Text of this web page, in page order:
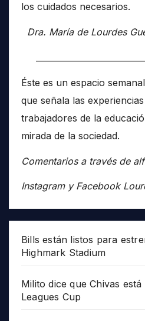
los cuidados necesarios.
Dra. María de Lourdes
Éste es un espacio
que señala las
trabajadores de la
mirada de la sociedad.
Comentarios a través de
Instagram y Facebook
Bills están listos para
Highmark Stadium
Milito dice que Chivas
Leagues Cup